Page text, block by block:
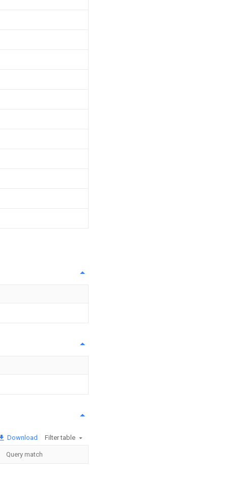
Download Filter table
Query match